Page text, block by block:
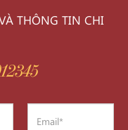
THÔNG TIN CHI